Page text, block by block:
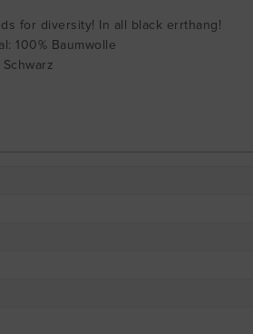
for diversity! In all black errthang!
100% Baumwolle
Schwarz